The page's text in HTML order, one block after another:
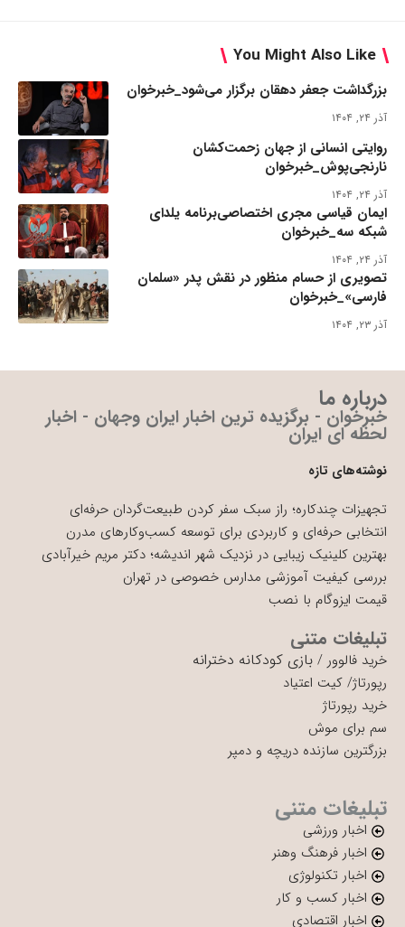
You Might Also Like
بزرگداشت جعفر دهقان برگزار می‌شود_خبرخوان
آذر ۲۴, ۱۴۰۴
روایتی انسانی از جهان زحمت‌کشان
نارنجی‌پوش_خبرخوان
آذر ۲۴, ۱۴۰۴
ایمان قیاسی مجری اختصاصی‌برنامه یلدای
شبکه سه_خبرخوان
آذر ۲۴, ۱۴۰۴
تصویری از حسام منظور در نقش پدر «سلمان
فارسی»_خبرخوان
آذر ۲۳, ۱۴۰۴
درباره ما
خبرخوان - برگزیده ترین اخبار ایران وجهان - اخبار
لحظه ای ایران
نوشته‌های تازه
تجهیزات چندکاره؛ راز سبک سفر کردن طبیعت‌گردان حرفه‌ای
انتخابی حرفه‌ای و کاربردی برای توسعه کسب‌وکارهای مدرن
بهترین کلینیک زیبایی در نزدیک شهر اندیشه؛ دکتر مریم خیرآبادی
بررسی کیفیت آموزشی مدارس خصوصی در تهران
قیمت ایزوگام با نصب
تبلیغات متنی
خرید فالوور / بازی کودکانه دخترانه
رپورتاژ/ کیت اعتیاد
خرید رپورتاژ
سم برای موش
بزرگترین سازنده دریچه و دمپر
تبلیغات متنی
اخبار ورزشی
اخبار فرهنگ وهنر
اخبار تکنولوژی
اخبار کسب و کار
اخبار اقتصادی